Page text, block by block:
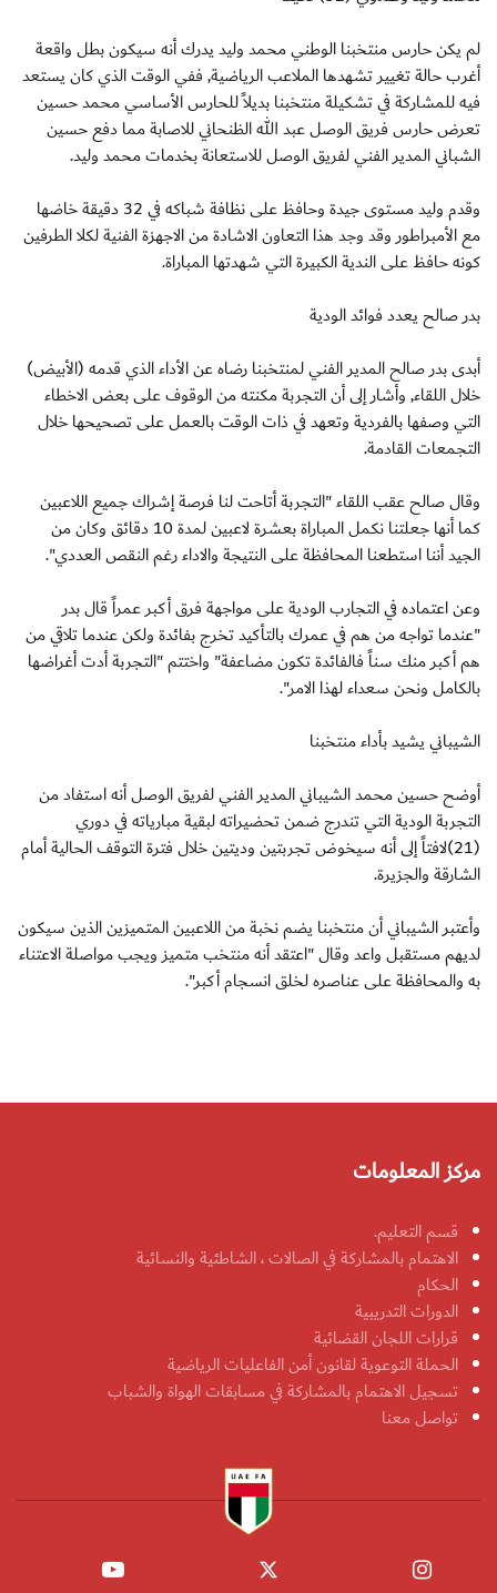
لم يكن حارس منتخبنا الوطني محمد وليد يدرك أنه سيكون بطل واقعة
أغرب حالة تغيير تشهدها الملاعب الرياضية, ففي الوقت الذي كان يستعد
فيه للمشاركة في تشكيلة منتخبنا بديلاً للحارس الأساسي محمد حسين
تعرض حارس فريق الوصل عبد الله الظنحاني للاصابة مما دفع حسين
الشباني المدير الفني لفريق الوصل للاستعانة بخدمات محمد وليد.
وقدم وليد مستوى جيدة وحافظ على نظافة شباكه في 32 دقيقة خاضها
مع الأمبراطور وقد وجد هذا التعاون الاشادة من الاجهزة الفنية لكلا الطرفين
كونه حافظ على الندية الكبيرة التي شهدتها المباراة.
بدر صالح يعدد فوائد الودية
أبدى بدر صالح المدير الفني لمنتخبنا رضاه عن الأداء الذي قدمه (الأبيض)
خلال اللقاء, وأشار إلى أن التجربة مكنته من الوقوف على بعض الاخطاء
التي وصفها بالفردية وتعهد في ذات الوقت بالعمل على تصحيحها خلال
التجمعات القادمة.
وقال صالح عقب اللقاء "التجربة أتاحت لنا فرصة إشراك جميع اللاعبين
كما أنها جعلتنا نكمل المباراة بعشرة لاعبين لمدة 10 دقائق وكان من
الجيد أننا استطعنا المحافظة على النتيجة والاداء رغم النقص العددي".
وعن اعتماده في التجارب الودية على مواجهة فرق أكبر عمراً قال بدر
"عندما تواجه من هم في عمرك بالتأكيد تخرج بفائدة ولكن عندما تلاقي من
هم أكبر منك سناً فالفائدة تكون مضاعفة" واختتم "التجربة أدت أغراضها
بالكامل ونحن سعداء لهذا الامر".
الشيباني يشيد بأداء منتخبنا
أوضح حسين محمد الشيباني المدير الفني لفريق الوصل أنه استفاد من
التجربة الودية التي تندرج ضمن تحضيراته لبقية مبارياته في دوري
(21)لافتاً إلى أنه سيخوض تجربتين وديتين خلال فترة التوقف الحالية أمام
الشارقة والجزيرة.
وأعتبر الشيباني أن منتخبنا يضم نخبة من اللاعبين المتميزين الذين سيكون
لديهم مستقبل واعد وقال "اعتقد أنه منتخب متميز ويجب مواصلة الاعتناء
به والمحافظة على عناصره لخلق انسجام أكبر".
مركز المعلومات
قسم التعليم.
الاهتمام بالمشاركة في الصالات ، الشاطئية والنسائية
الحكام
الدورات التدريبية
قرارات اللجان القضائية
الحملة التوعوية لقانون أمن الفاعليات الرياضية
تسجيل الاهتمام بالمشاركة في مسابقات الهواة والشباب
تواصل معنا